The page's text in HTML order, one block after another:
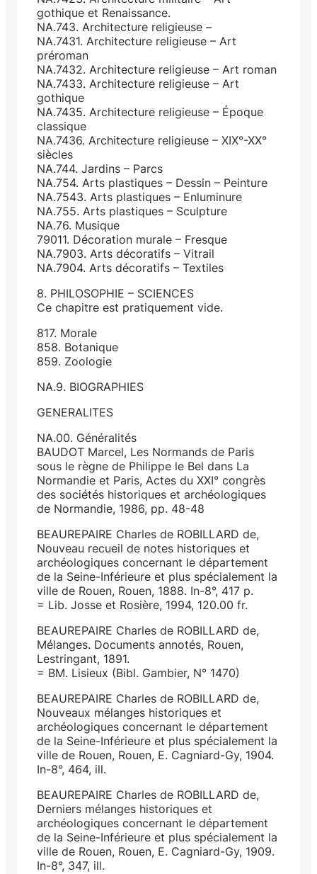
gothique et Renaissance.
NA.743. Architecture religieuse –
NA.7431. Architecture religieuse – Art
préroman
NA.7432. Architecture religieuse – Art roman
NA.7433. Architecture religieuse – Art
gothique
NA.7435. Architecture religieuse – Époque
classique
NA.7436. Architecture religieuse – XIX°-XX°
siècles
NA.744. Jardins – Parcs
NA.754. Arts plastiques – Dessin – Peinture
NA.7543. Arts plastiques – Enluminure
NA.755. Arts plastiques – Sculpture
NA.76. Musique
79011. Décoration murale – Fresque
NA.7903. Arts décoratifs – Vitrail
NA.7904. Arts décoratifs – Textiles
8. PHILOSOPHIE – SCIENCES
Ce chapitre est pratiquement vide.
817. Morale
858. Botanique
859. Zoologie
NA.9. BIOGRAPHIES
GENERALITES
NA.00. Généralités
BAUDOT Marcel, Les Normands de Paris
sous le règne de Philippe le Bel dans La
Normandie et Paris, Actes du XXI° congrès
des sociétés historiques et archéologiques
de Normandie, 1986, pp. 48-48
BEAUREPAIRE Charles de ROBILLARD de,
Nouveau recueil de notes historiques et
archéologiques concernant le département
de la Seine-Inférieure et plus spécialement la
ville de Rouen, Rouen, 1888. In-8°, 417 p.
= Lib. Josse et Rosière, 1994, 120.00 fr.
BEAUREPAIRE Charles de ROBILLARD de,
Mélanges. Documents annotés, Rouen,
Lestringant, 1891.
= BM. Lisieux (Bibl. Gambier, N° 1470)
BEAUREPAIRE Charles de ROBILLARD de,
Nouveaux mélanges historiques et
archéologiques concernant le département
de la Seine-Inférieure et plus spécialement la
ville de Rouen, Rouen, E. Cagniard-Gy, 1904.
In-8°, 464, ill.
BEAUREPAIRE Charles de ROBILLARD de,
Derniers mélanges historiques et
archéologiques concernant le département
de la Seine-Inférieure et plus spécialement la
ville de Rouen, Rouen, E. Cagniard-Gy, 1909.
In-8°, 347, ill.